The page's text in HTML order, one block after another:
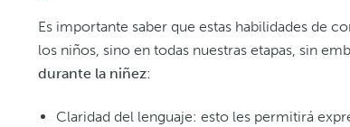
Es importante saber que estas habilidades de
los niños, sino en todas nuestras etapas, sin
durante la niñez:
Claridad del lenguaje: esto les permitirá